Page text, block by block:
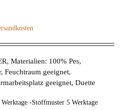
Materialien: 100% Pes,
Feuchtraum geeignet,
geeignet, Duette
Werktage -Stoffmuster 5 Werktage